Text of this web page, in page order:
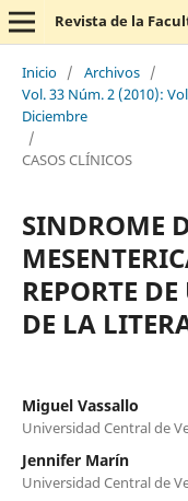
Revista de la
Inicio / Archivos /
Vol. 33 Núm. 2 (2010):
Diciembre
/
CASOS CLÍNICOS
SINDROME
REPORTE
DE LA
Miguel Vassallo
Universidad Central de
Jennifer Marín
Universidad Central de